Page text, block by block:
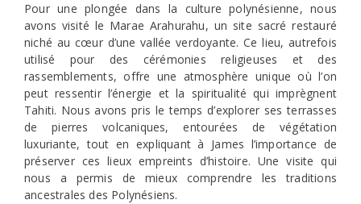
Pour une plongée dans la culture polynésienne, nous
avons visité le Marae Arahurahu, un site sacré restauré
niché au cœur d’une vallée verdoyante. Ce lieu, autrefois
utilisé pour des cérémonies religieuses et des
rassemblements, offre une atmosphère unique où l’on
peut ressentir l’énergie et la spiritualité qui imprègnent
Tahiti. Nous avons pris le temps d’explorer ses terrasses
de pierres volcaniques, entourées de végétation
luxuriante, tout en expliquant à James l’importance de
préserver ces lieux empreints d’histoire. Une visite qui
nous a permis de mieux comprendre les traditions
ancestrales des Polynésiens.